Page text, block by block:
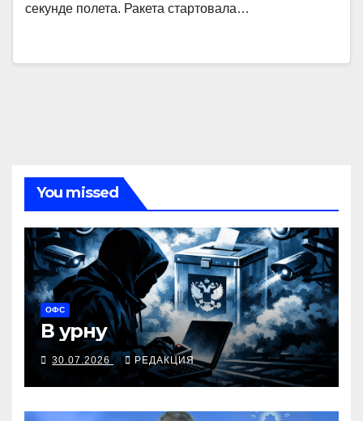
секунде полета. Ракета стартовала…
You missed
ОФС
В урну
30.07.2026 РЕДАКЦИЯ